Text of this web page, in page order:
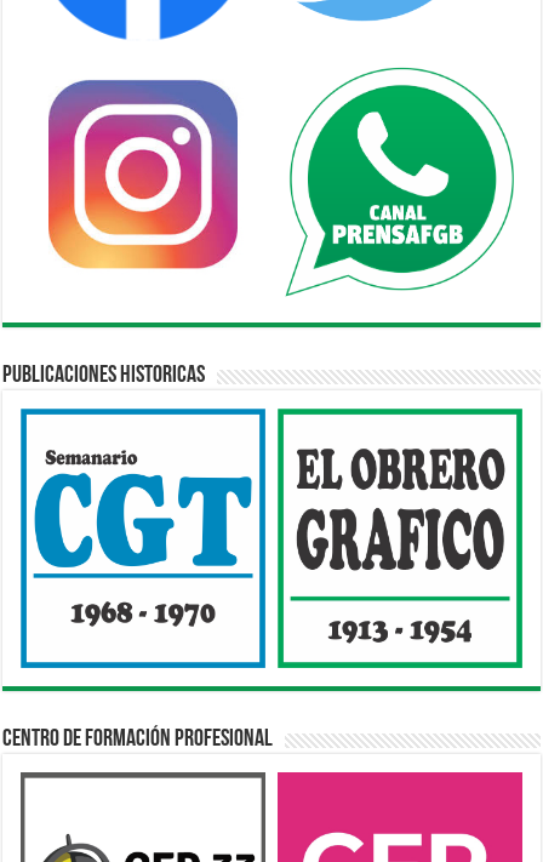
Publicaciones Historicas
Centro de Formación Profesional